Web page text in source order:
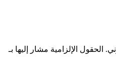
الحقول الإلزامية مشار إليها بـ